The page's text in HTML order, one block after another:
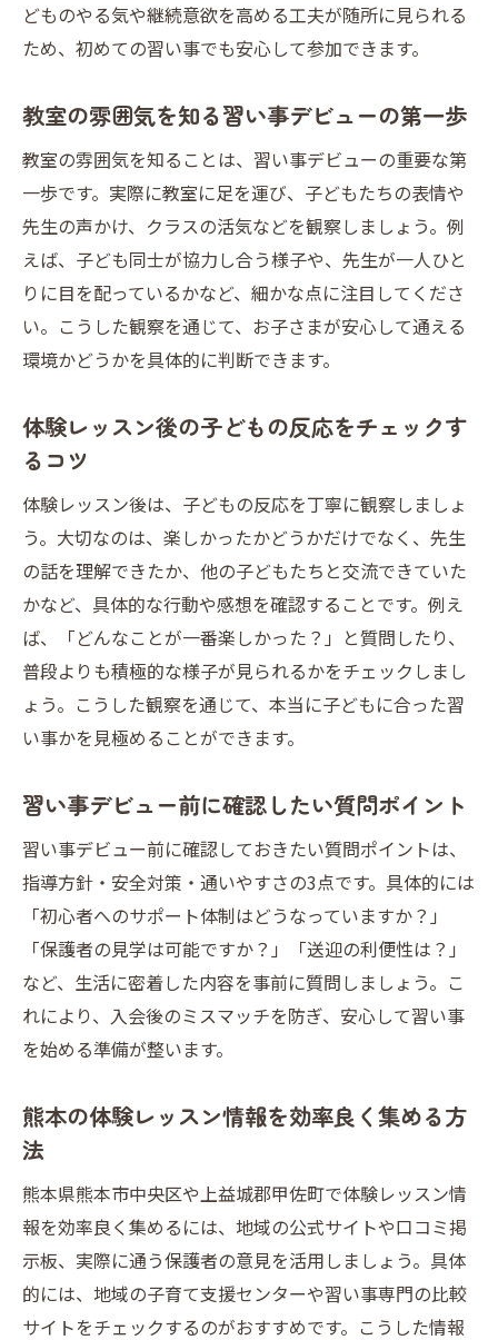
どものやる気や継続意欲を高める工夫が随所に見られる
ため、初めての習い事でも安心して参加できます。
教室の雰囲気を知る習い事デビューの第一歩
教室の雰囲気を知ることは、習い事デビューの重要な第
一歩です。実際に教室に足を運び、子どもたちの表情や
先生の声かけ、クラスの活気などを観察しましょう。例
えば、子ども同士が協力し合う様子や、先生が一人ひと
りに目を配っているかなど、細かな点に注目してくださ
い。こうした観察を通じて、お子さまが安心して通える
環境かどうかを具体的に判断できます。
体験レッスン後の子どもの反応をチェックす
るコツ
体験レッスン後は、子どもの反応を丁寧に観察しましょ
う。大切なのは、楽しかったかどうかだけでなく、先生
の話を理解できたか、他の子どもたちと交流できていた
かなど、具体的な行動や感想を確認することです。例え
ば、「どんなことが一番楽しかった？」と質問したり、
普段よりも積極的な様子が見られるかをチェックしまし
ょう。こうした観察を通じて、本当に子どもに合った習
い事かを見極めることができます。
習い事デビュー前に確認したい質問ポイント
習い事デビュー前に確認しておきたい質問ポイントは、
指導方針・安全対策・通いやすさの3点です。具体的には
「初心者へのサポート体制はどうなっていますか？」
「保護者の見学は可能ですか？」「送迎の利便性は？」
など、生活に密着した内容を事前に質問しましょう。こ
れにより、入会後のミスマッチを防ぎ、安心して習い事
を始める準備が整います。
熊本の体験レッスン情報を効率良く集める方
法
熊本県熊本市中央区や上益城郡甲佐町で体験レッスン情
報を効率良く集めるには、地域の公式サイトや口コミ掲
示板、実際に通う保護者の意見を活用しましょう。具体
的には、地域の子育て支援センターや習い事専門の比較
サイトをチェックするのがおすすめです。こうした情報